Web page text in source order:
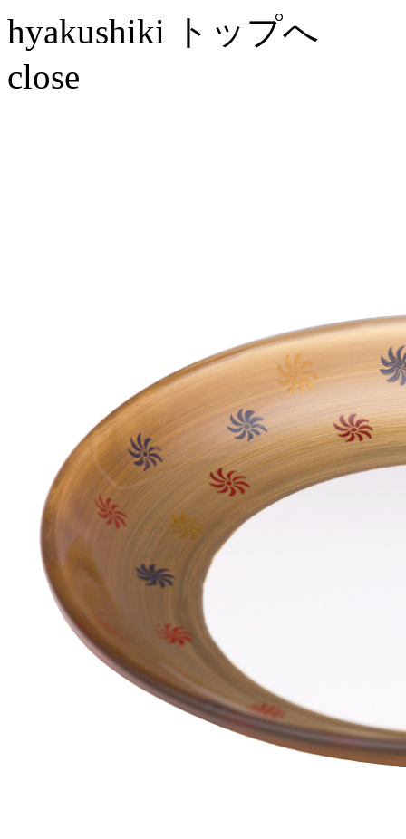
hyakushiki トップへ
close